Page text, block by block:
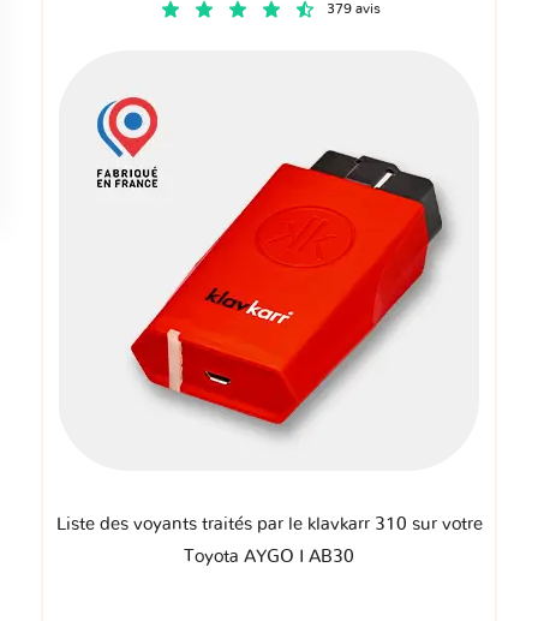
379 avis
Liste des voyants traités par le klavkarr 310 sur votre
Toyota AYGO I AB30